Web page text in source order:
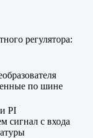
регулятора:
по шине
PI
сигнал с входа